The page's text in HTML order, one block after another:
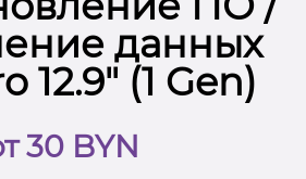
данных
12.9″ (1 Gen)
30 BYN